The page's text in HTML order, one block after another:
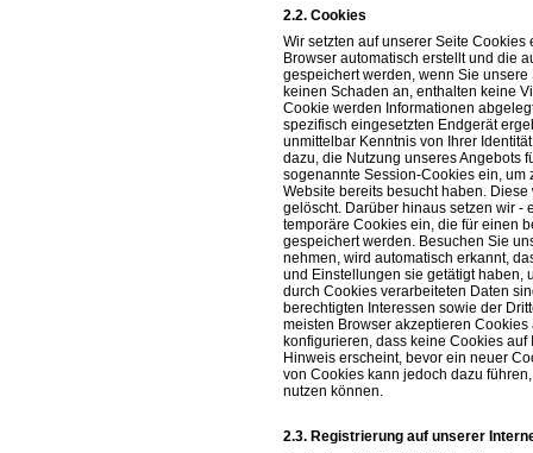
Cookies
Wir setzten auf unserer Seite
Browser automatisch erstellt und die
gespeichert werden, wenn Sie
keinen Schaden an, enthalten keine
Cookie werden Informationen
spezifisch eingesetzten Endgerät
unmittelbar Kenntnis von Ihrer
dazu, die Nutzung unseres Angebots
sogenannte Session-Cookies ein,
Website bereits besucht haben.
gelöscht. Darüber hinaus setzen wir -
temporäre Cookies ein, die für einen
gespeichert werden. Besuchen Sie
nehmen, wird automatisch erkannt,
und Einstellungen sie getätigt haben,
durch Cookies verarbeiteten Daten
berechtigten Interessen sowie der
meisten Browser akzeptieren
konfigurieren, dass keine Cookies
Hinweis erscheint, bevor ein neuer
von Cookies kann jedoch dazu
nutzen können.
Registrierung auf unserer